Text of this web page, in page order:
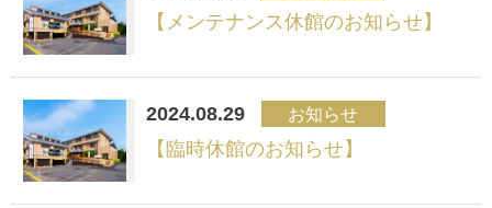
【メンテナンス休館のお知らせ】
2024.08.29 お知らせ
【臨時休館のお知らせ】